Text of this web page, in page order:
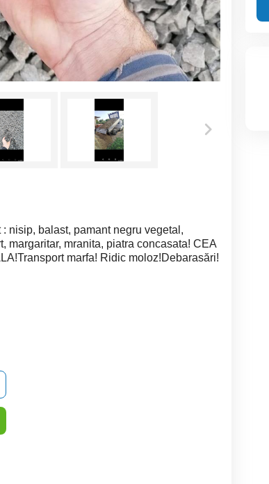
nisip, balast, pamant negru vegetal,
margaritar, mranita, piatra concasata! CEA
marfa! Ridic moloz!Debarasări!